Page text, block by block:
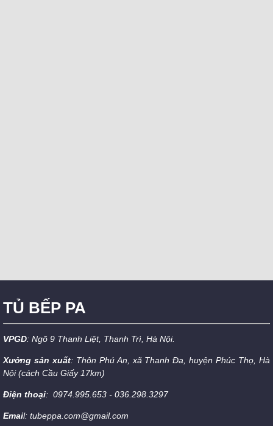
TỦ BẾP PA
VPGD: Ngõ 9 Thanh Liệt, Thanh Trì, Hà Nội.
Xưởng sản xuất: Thôn Phú An, xã Thanh Đa, huyện Phúc Thọ, Hà
Nội (cách Cầu Giấy 17km)
Điện thoại: 0974.995.653 - 036.298.3297
Email: tubeppa.com@gmail.com